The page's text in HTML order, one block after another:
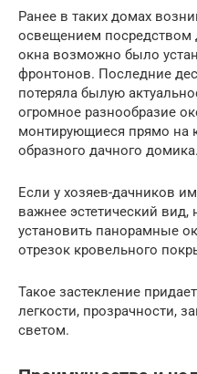
Ранее в таких домах
освещением посредством
окна возможно было
фронтонов. Последние
потеряла былую
огромное разнообразие
монтирующиеся прямо на
образного дачного домика.
Если у хозяев-дачников
важнее эстетический
установить панорамные
отрезок кровельного
Такое застекление
легкости, прозрачности,
светом.